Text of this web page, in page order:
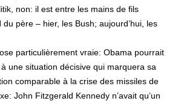
non: il est entre les mains de fils
père – hier, les Bush; aujourd’hui, les
particulièrement vraie: Obama pourrait
une situation décisive qui marquera sa
comparable à la crise des missiles de
John Fitzgerald Kennedy n’avait qu’un